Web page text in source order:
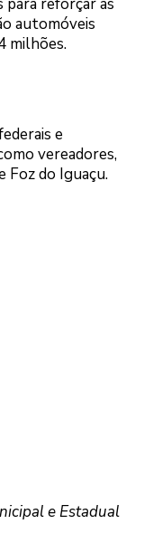
automóveis
milhões.
e
vereadores,
Foz do Iguaçu.
e Estadual